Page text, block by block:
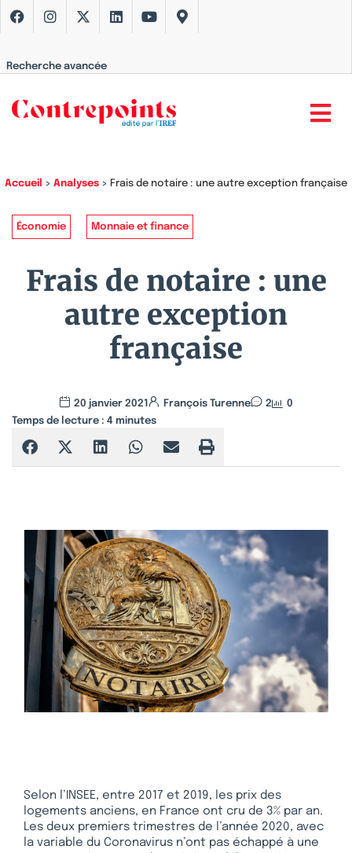
Recherche avancée
Accueil > Analyses > Frais de notaire : une autre exception française
Économie Monnaie et finance
Frais de notaire : une
autre exception
française
20 janvier 2021 François Turenne 2
0
Temps de lecture : 4 minutes
Selon l’INSEE, entre 2017 et 2019, les prix des
logements anciens, en France ont cru de 3% par an.
Les deux premiers trimestres de l’année 2020, avec
la variable du Coronavirus n’ont pas échappé à une